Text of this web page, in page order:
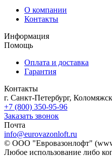
О компании
Контакты
Информация
Помощь
Оплата и доставка
Гарантия
Контакты
г. Санкт-Петербург,
+7 (800) 350-95-96
Заказать звонок
Почта
info@eurovazonloft.ru
© ООО "Евровазонлофт"
Любое использование либо